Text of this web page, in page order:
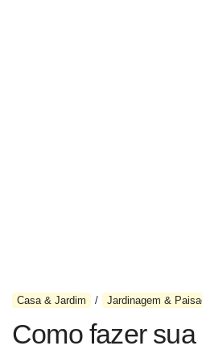
Casa & Jardim Jardinagem &
Como fazer